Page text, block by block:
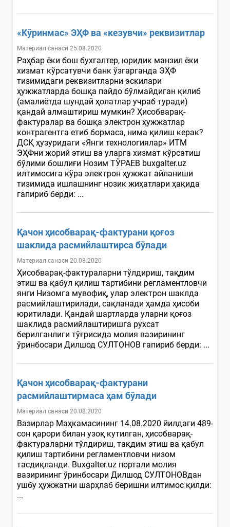
«Кўринмас» ЭҲФ ва «кезувчи» реквизитлар
Материал санаси 25.08.2020
Раҳбар ёки бош бухгалтер, юридик манзил ёки
хизмат кўрсатувчи банк ўзгарганда ЭҲФ
тизимидаги реквизитларни эскилари
ҳужжатларда бошқа пайдо бўлмайдиган қилиб
(амалиётда шундай ҳолатлар учраб туради)
қандай алмаштириш мумкин? Ҳисобварақ-
фактуралар ва бошқа электрон ҳужжатлар
контрагентга етиб бормаса, нима қилиш керак?
ДСҚ ҳузуридаги «Янги технологиялар» ИТМ
ЭҲФни жорий этиш ва уларга хизмат кўрсатиш
бўлими бошлиғи Нозим ТЎРАЕВ buxgalter.uz
илтимосига кўра электрон ҳужжат айланиши
тизимида ишлашнинг нозик жиҳатлари ҳақида
гапириб берди: ...
Қачон ҳисобварақ-фактурани қоғоз
шаклида расмийлаштирса бўлади
Материал санаси 20.08.2020
Ҳисобварақ-фактураларни тўлдириш, тақдим
этиш ва қабул қилиш тартибини регламентловчи
янги Низомга мувофиқ, улар электрон шаклда
расмийлаштирилади, сақланади ҳамда ҳисоби
юритилади. Қандай шартларда уларни қоғоз
шаклида расмийлаштиришга рухсат
берилганлиги тўғрисида молия вазирининг
ўринбосари Дилшод СУЛТОНОВ гапириб берди: ...
Қачон ҳисобварақ-фактурани
расмийлаштирмаса ҳам бўлади
Материал санаси 20.08.2020
Вазирлар Маҳкамасининг 14.08.2020 йилдаги 489-
сон қарори билан узоқ кутилган, ҳисобварақ-
фактураларни тўлдириш, тақдим этиш ва қабул
қилиш тартибини регламентловчи низом
тасдиқланди. Buxgalter.uz портали молия
вазирининг ўринбосари Дилшод СУЛТОНОВдан
ушбу ҳужжатни шарҳлаб беришни илтимос қилди:
...